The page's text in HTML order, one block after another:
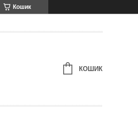
Кошик
КОШИК